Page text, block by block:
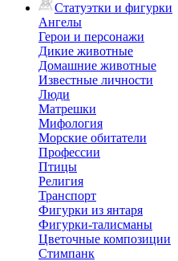
Статуэтки и фигурки
Ангелы
Герои и персонажи
Дикие животные
Домашние животные
Известные личности
Люди
Матрешки
Мифология
Морские обитатели
Профессии
Птицы
Религия
Транспорт
Фигурки из янтаря
Фигурки-талисманы
Цветочные композиции
Стимпанк